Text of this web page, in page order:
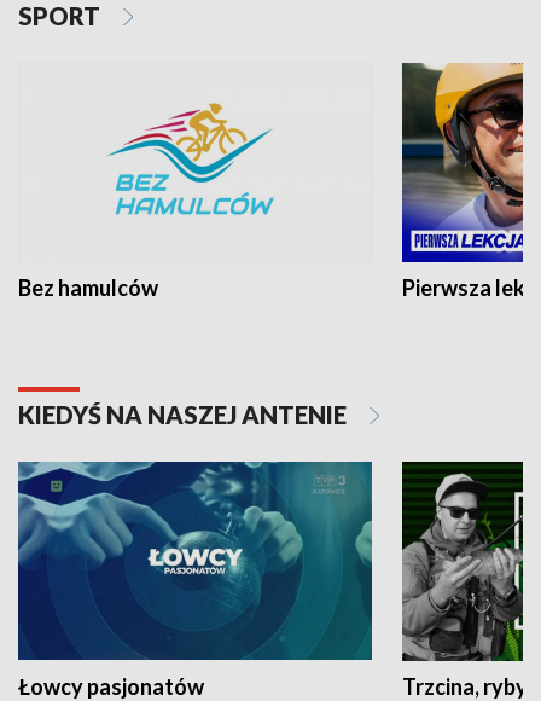
SPORT
Bez hamulców Pierwsza
KIEDYŚ NA NASZEJ ANTENIE
Łowcy pasjonatów Trzcina, ryby